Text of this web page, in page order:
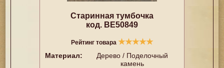
Старинная тумбочка
код. BE50849
Рейтинг товара ★★★★★
Материал:
Дерево / Поделочный
камень